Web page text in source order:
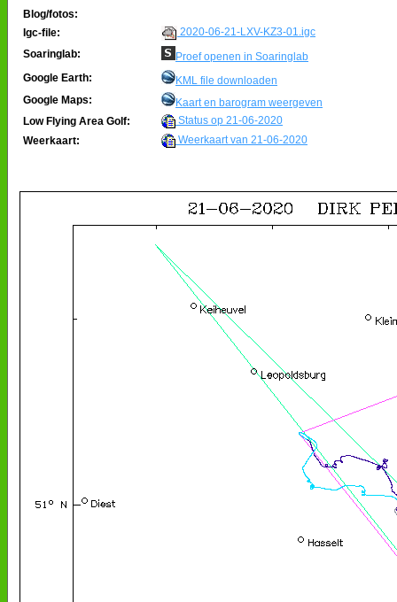
Blog/fotos:
Igc-file:
2020-06-21-LXV-KZ3-01.igc
Soaringlab:
Proef openen in Soaringlab
Google Earth:
KML file downloaden
Google Maps:
Kaart en barogram weergeven
Low Flying Area Golf:
Status op 21-06-2020
Weerkaart:
Weerkaart van 21-06-2020